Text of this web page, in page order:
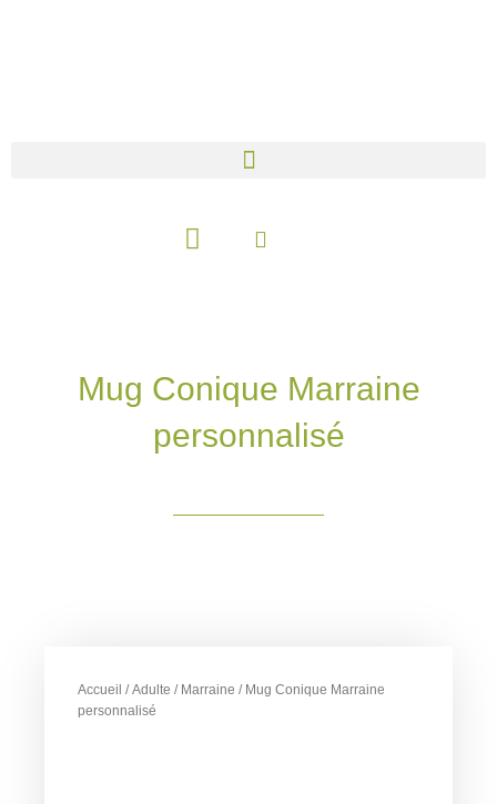
Panier
Mug Conique Marraine
personnalisé
Accueil /Adulte / Marraine / Mug Conique Marraine
personnalisé